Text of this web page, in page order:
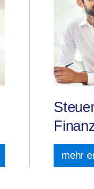
mehr